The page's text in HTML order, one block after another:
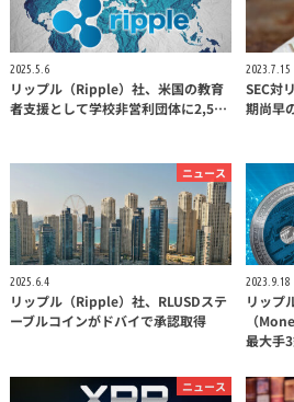
2025.5.6
リップル（Ripple）社、米国の教育
者支援として学校非営利団体に2,5…
2023.7.15
SEC対
期尚早
ニュース
2025.6.4
リップル（Ripple）社、RLUSDステ
ーブルコインがドバイで承認取得
2023.9.18
リップ
（
最大手
ニュース